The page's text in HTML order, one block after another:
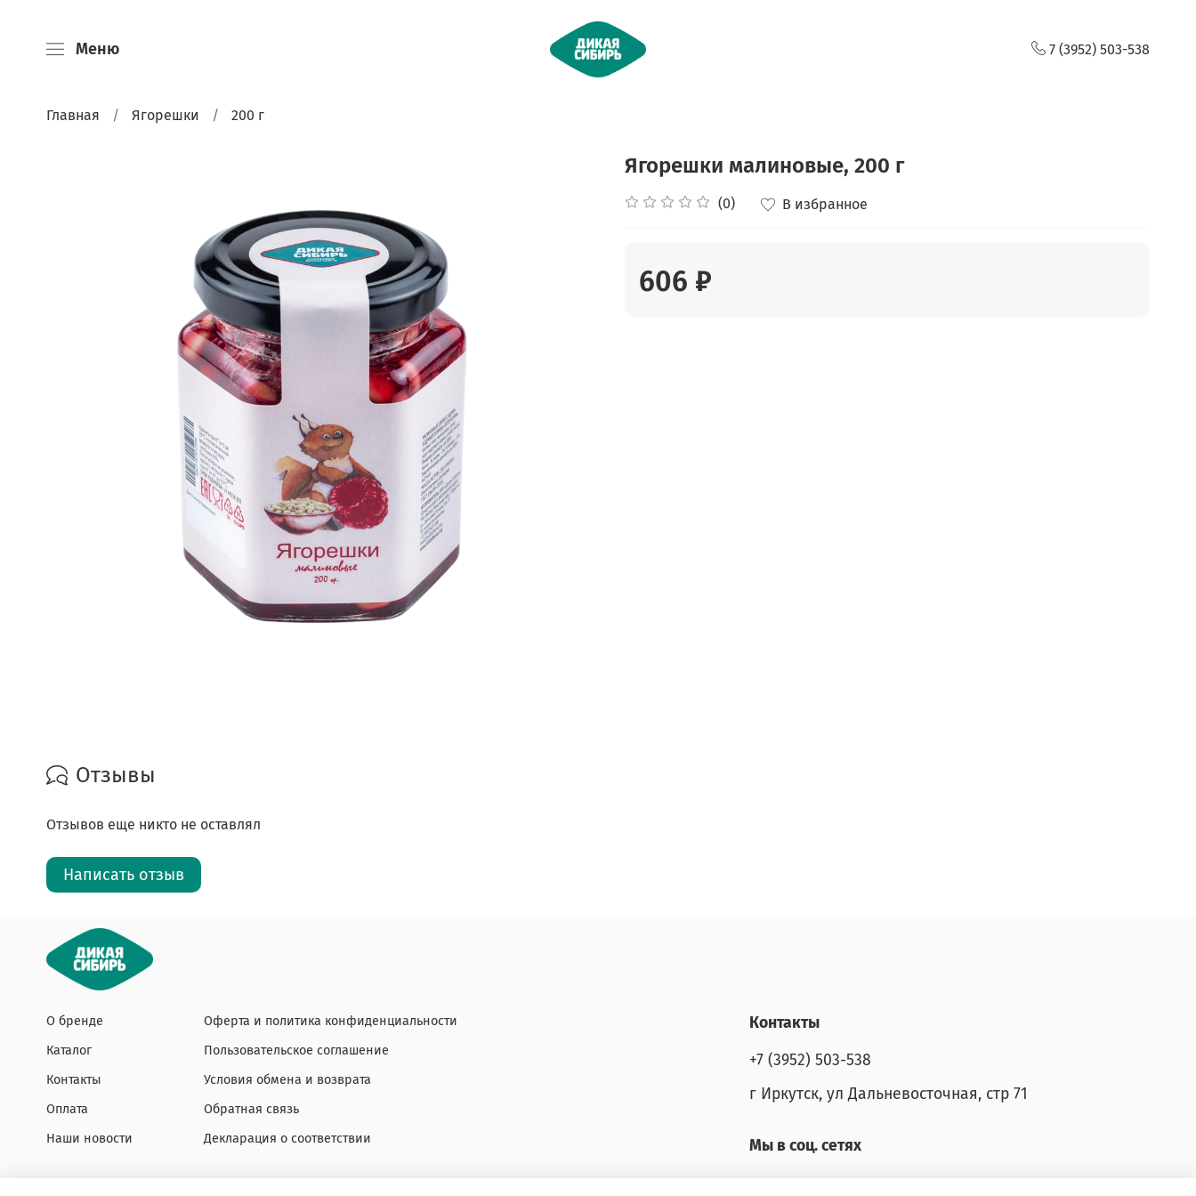
Меню 7 (3952) 503-538
Главная Ягорешки 200 г
Ягорешки малиновые, 200 г
(0) В избранное
606 ₽
Отзывы
Отзывов еще никто не оставлял
Написать отзыв
О бренде
Каталог
Контакты
Оплата
Наши новости
Оферта и политика конфиденциальности
Пользовательское соглашение
Условия обмена и возврата
Обратная связь
Декларация о соответствии
Контакты
+7 (3952) 503-538
г Иркутск, ул Дальневосточная, стр 71
Мы в соц. сетях